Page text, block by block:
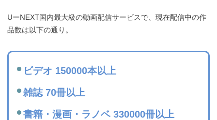
UーNEXT国内最大級の動画配信サービスで、現在配信中の作
品数は以下の通り。
ビデオ 150000本以上
雑誌 70冊以上
書籍・漫画・ラノベ 330000冊以上